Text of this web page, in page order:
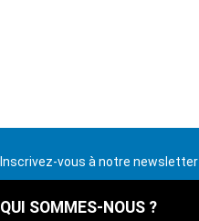
Inscrivez-vous à notre newsletter
QUI SOMMES-NOUS ?